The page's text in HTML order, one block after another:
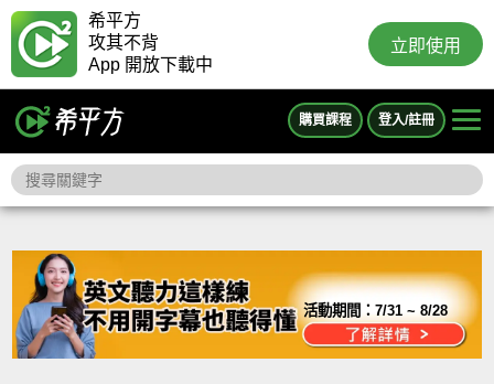
希平方
攻其不背
App 開放下載中
立即使用
購買課程 登入/註冊
活動期間：7/31 ~ 8/28